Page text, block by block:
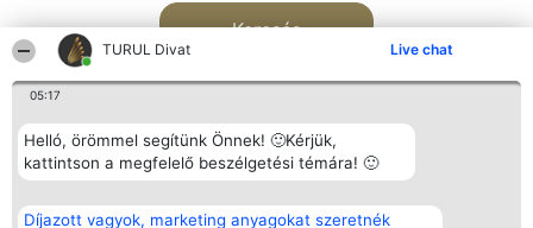
TURUL Divat Live chat
05:17
Helló, örömmel segítünk Önnek! 🙂Kérjük,
kattintson a megfelelő beszélgetési témára! 🙂
Díjazott vagyok, marketing anyagokat szeretnék
Keresés
Rangsorszervező
SC Beautiful Company S.R.L.
Népszavazás
Nyertesek
Elérhetőség
Elérhetőség